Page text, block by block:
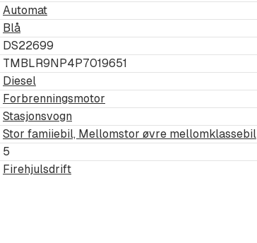
utstyrsspesifikasjoner:
Automat
Blå
DS22699
TMBLR9NP4P7019651
Diesel
Forbrenningsmotor
Stasjonsvogn
Stor famiiebil, Mellomstor øvre mellomklassebil
5
Firehjulsdrift